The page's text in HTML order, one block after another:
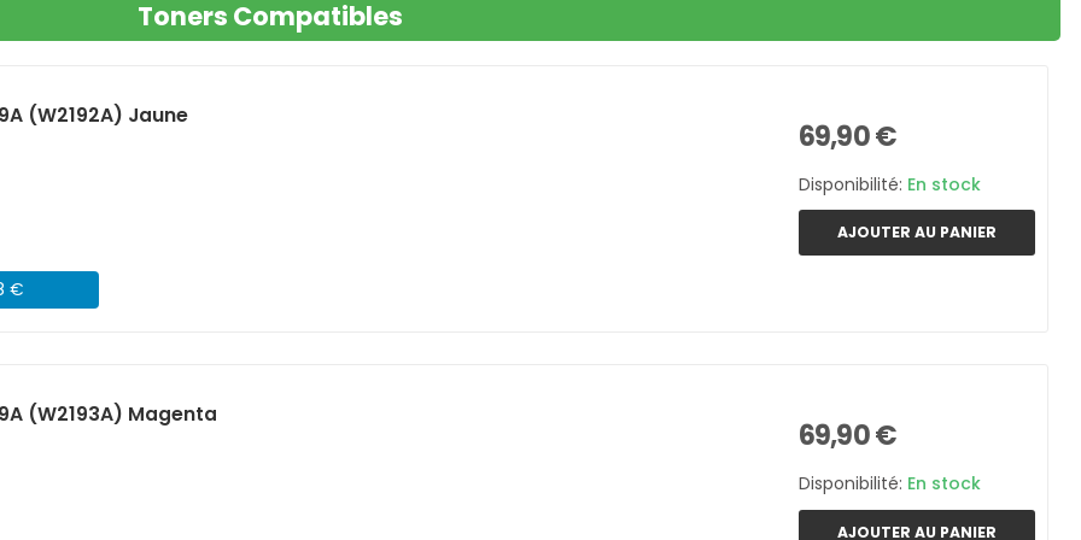
Toners Compatibles
(W2192A) Jaune
€
69,90 €
Disponibilité: En stock
AJOUTER AU PANIER
(W2193A) Magenta
69,90 €
Disponibilité: En stock
AJOUTER AU PANIER